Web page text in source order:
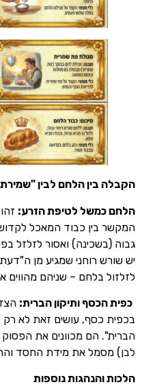
הלחם לבין "שמירת הברית"
לטיפת הזרע:זהו אחד
כבוד המאכל לקדושת
ואסור לזלזל
רוחני שמגיע מן ה"דעת".
– שניהם מהווים איבוד של
ותיקון הברית:הצדיקים
עושים זאת לא רק בגלל
הם מכוונים את הפסוק "חיל בלע
את מידת החסד והרחמים,
נוספות